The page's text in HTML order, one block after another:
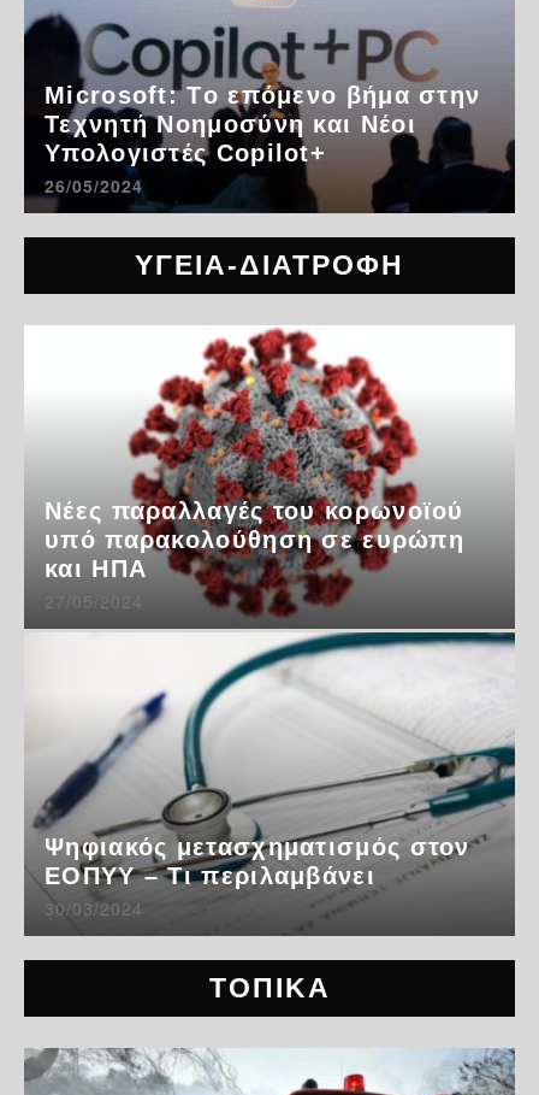
Microsoft: Tο επόμενο βήμα στην
Τεχνητή Νοημοσύνη και Νέοι
Υπολογιστές Copilot+
26/05/2024
ΥΓΕΙΑ-ΔΙΑΤΡΟΦΗ
Νέες παραλλαγές του κορωνοϊού
υπό παρακολούθηση σε ευρώπη
και ΗΠΑ
27/05/2024
Ψηφιακός μετασχηματισμός στον
ΕΟΠΥΥ – Τι περιλαμβάνει
30/03/2024
ΤΟΠΙΚΑ